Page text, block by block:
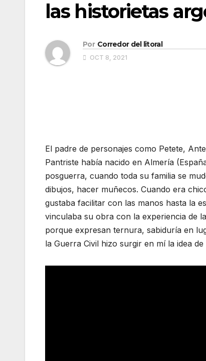
las historietas
Por Corredor del litoral
OCT 8, 2021
El padre de personajes como Petete,
Pantriste había nacido en Almería
posguerra, cuando toda su familia se
dibujos, hacer muñecos. Cuando era
gustaba facilitar con las manos hasta la
vinculaba su obra con la experiencia de
porque expresan ternura, sabiduría en
la Guerra Civil hizo surgir en mí la idea